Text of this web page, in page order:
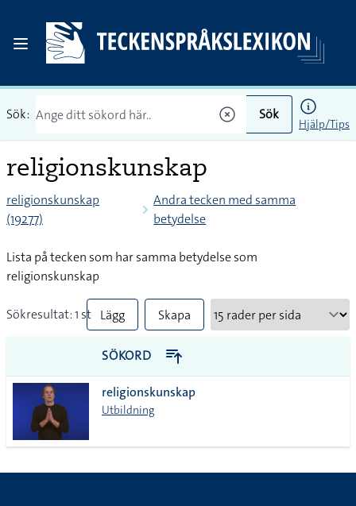
Sök: Sök
Hjälp/Tips
religionskunskap
religionskunskap
(19277)
Andra tecken med samma
betydelse
Lista på tecken som har samma betydelse som
religionskunskap
Sökresultat: 1 st Lägg
till
alla i
lista
Skapa
PDF
SÖKORD
religionskunskap
Utbildning